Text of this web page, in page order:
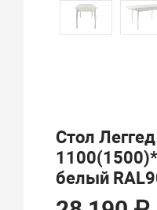
Стол Леггед
белый